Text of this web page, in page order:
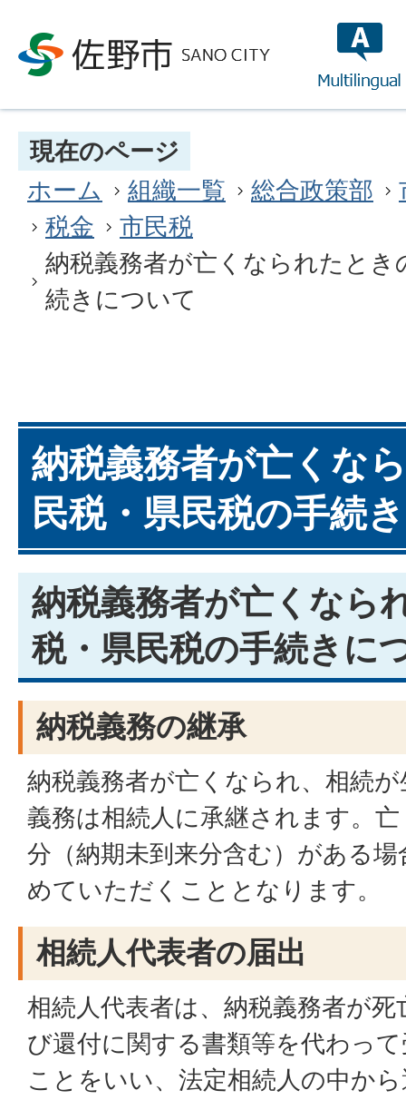
現在のページ
ホーム
組織一覧 総合政策部
税金
市民税
納税義務者が亡くなられたとき
続きについて
納税義務者が亡くな
民税・県民税の手続
納税義務者が亡くなら
税・県民税の手続きに
納税義務の継承
納税義務者が亡くなられ、相続
義務は相続人に承継されます。
分（納期未到来分含む）がある
めていただくこととなります。
相続人代表者の届出
相続人代表者は、納税義務者が
び還付に関する書類等を代わっ
ことをいい、法定相続人の中か